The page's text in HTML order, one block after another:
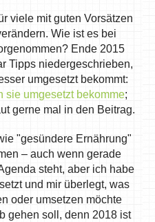
viele mit guten Vorsätzen
Wie ist es bei
Ende 2015
Tipps niedergeschrieben,
umgesetzt bekommt:
sie umgesetzt bekomme;
gerne mal in den Beitrag.
"gesündere Ernährung"
– auch wenn gerade
steht, aber ich habe
und mir überlegt, was
oder umsetzen möchte
gehen soll, denn 2018 ist